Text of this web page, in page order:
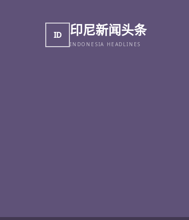
ID 印尼新闻头条
INDONESIA HEADLINES